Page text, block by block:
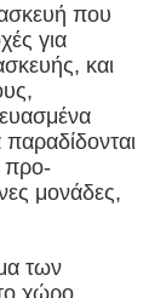
που
για
και
προ-
μονάδες,
των
χώρο,